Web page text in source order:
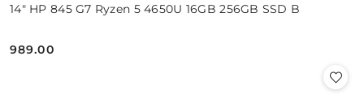
14" HP 845 G7 Ryzen 5 4650U 16GB 256GB SSD B
Cena:
989.00